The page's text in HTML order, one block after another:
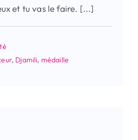
et tu vas le faire. [...]
, Djamili, médaille